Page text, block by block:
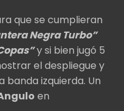
que se cumplieran
Negra Turbo”
y si bien jugó 5
el despliegue y
banda izquierda. Un
en